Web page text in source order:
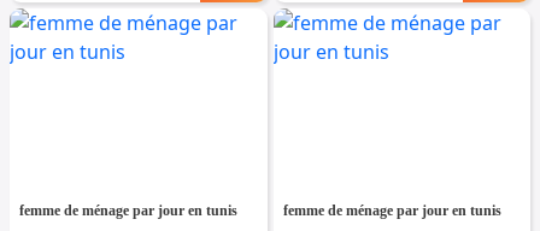
femme de ménage par jour en tunis femme de ménage par jour en tunis